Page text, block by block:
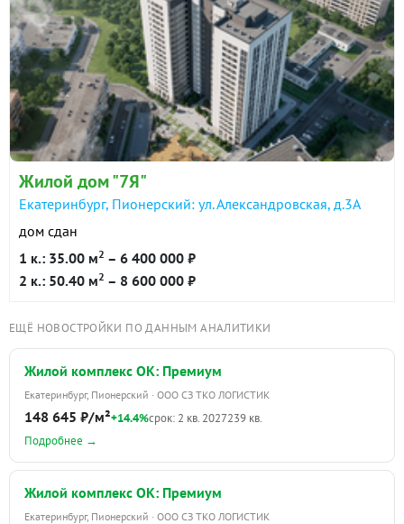
Жилой дом "7Я"
Екатеринбург, Пионерский: ул. Александровская, д.3А
дом сдан
1 к.: 35.00 м2 – 6 400 000 ₽
2 к.: 50.40 м2 – 8 600 000 ₽
ЕЩЁ НОВОСТРОЙКИ ПО ДАННЫМ АНАЛИТИКИ
Жилой комплекс ОК: Премиум
Екатеринбург, Пионерский · ООО СЗ ТКО ЛОГИСТИК
148 645 ₽/м²+14.4%срок: 2 кв. 2027239 кв.
Подробнее →
Жилой комплекс ОК: Премиум
Екатеринбург, Пионерский · ООО СЗ ТКО ЛОГИСТИК